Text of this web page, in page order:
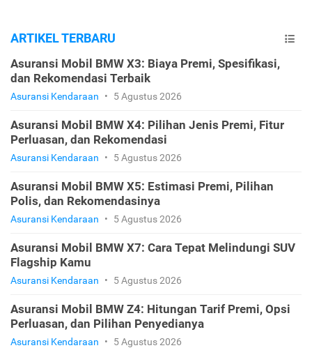
ARTIKEL TERBARU
Asuransi Mobil BMW X3: Biaya Premi, Spesifikasi,
dan Rekomendasi Terbaik
Asuransi Kendaraan • 5 Agustus 2026
Asuransi Mobil BMW X4: Pilihan Jenis Premi, Fitur
Perluasan, dan Rekomendasi
Asuransi Kendaraan • 5 Agustus 2026
Asuransi Mobil BMW X5: Estimasi Premi, Pilihan
Polis, dan Rekomendasinya
Asuransi Kendaraan • 5 Agustus 2026
Asuransi Mobil BMW X7: Cara Tepat Melindungi SUV
Flagship Kamu
Asuransi Kendaraan • 5 Agustus 2026
Asuransi Mobil BMW Z4: Hitungan Tarif Premi, Opsi
Perluasan, dan Pilihan Penyedianya
Asuransi Kendaraan • 5 Agustus 2026